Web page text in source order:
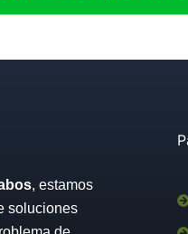
, estamos
soluciones